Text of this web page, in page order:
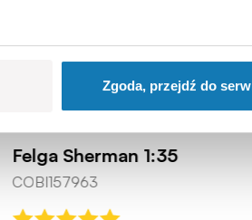
Zgoda, przejdź do
1:35